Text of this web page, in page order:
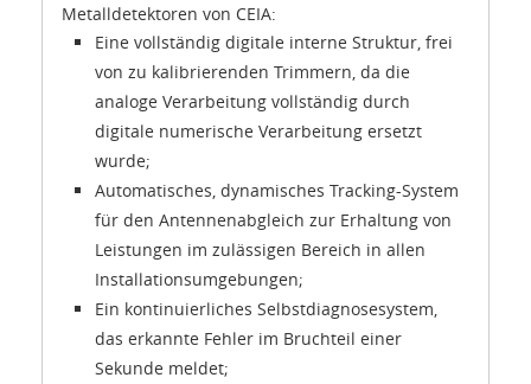
Metalldetektoren von CEIA:
Eine vollständig digitale interne Struktur, frei
von zu kalibrierenden Trimmern, da die
analoge Verarbeitung vollständig durch
digitale numerische Verarbeitung ersetzt
wurde;
Automatisches, dynamisches Tracking-System
für den Antennenabgleich zur Erhaltung von
Leistungen im zulässigen Bereich in allen
Installationsumgebungen;
Ein kontinuierliches Selbstdiagnosesystem,
das erkannte Fehler im Bruchteil einer
Sekunde meldet;